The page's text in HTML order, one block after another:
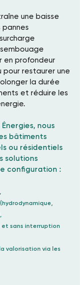
une baisse
en profondeur
pour restaurer une
la durée
et réduire les
nous
bâtiments
ou résidentiels
solutions
configuration :
sans interruption
valorisation via les